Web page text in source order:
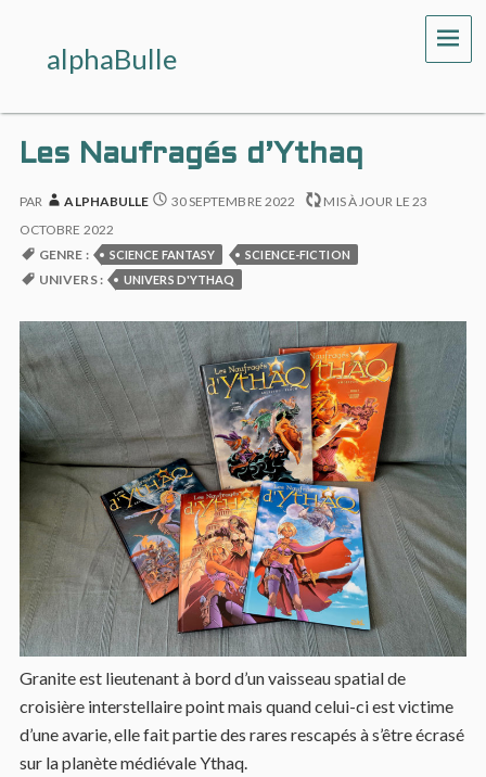
alphaBulle
Les Naufragés d’Ythaq
PAR ALPHABULLE 30 SEPTEMBRE 2022 MIS À JOUR LE 23
OCTOBRE 2022
GENRE :
SCIENCE FANTASY SCIENCE-FICTION
UNIVERS : UNIVERS D'YTHAQ
Granite est lieutenant à bord d’un vaisseau spatial de
croisière interstellaire point mais quand celui-ci est victime
d’une avarie, elle fait partie des rares rescapés à s’être écrasé
sur la planète médiévale Ythaq.